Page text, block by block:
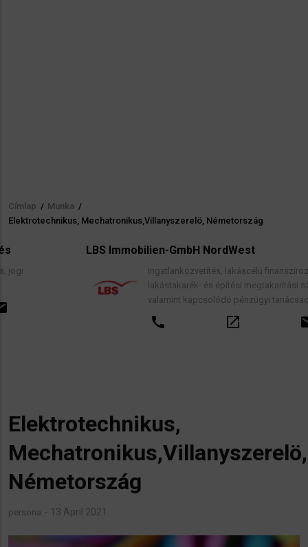
Morzsa
Címlap / Munka /
Elektrotechnikus, Mechatronikus,Villanyszerelö, Németország
LBS Immobilien-GmbH NordWest
Ingatlanközvetítés, lakáscélú finanszírozási hitelek,
lakástakarék- és építési megtakarítási szerződések,
valamint kapcsolódó pénzügyi tanácsadás.
Elektrotechnikus,
Mechatronikus,Villanyszerelö,
Németország
persona 13 April 2021